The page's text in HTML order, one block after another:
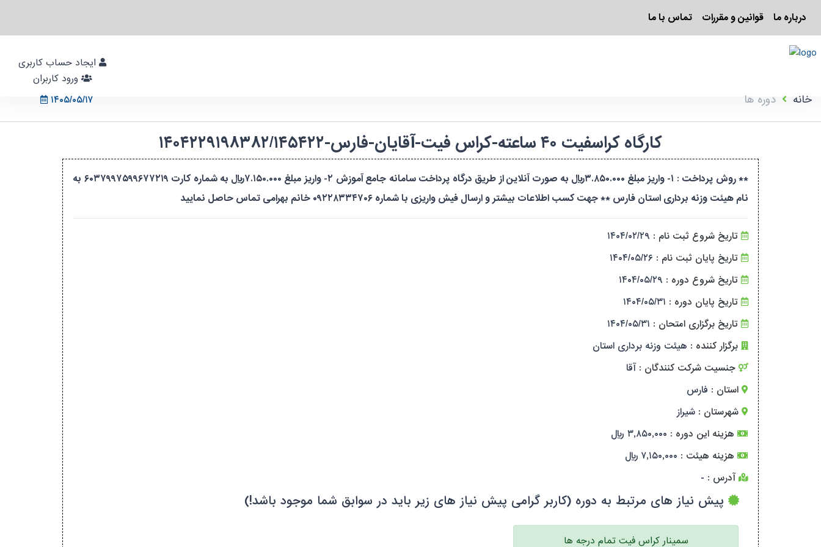
درباره ما قوانین و مقررات تماس با ما
۱۴۰۵/۰۵/۱۷
خانه دوره ها
کارگاه کراسفیت ۴۰ ساعته-کراس فیت-آقایان-فارس-۱۴۰۴۲۲۹۱۹۸۳۸۲/۱۴۵۴۲۲
** روش پرداخت : ۱- واریز مبلغ ۳.۸۵۰.۰۰۰ریال به صورت آنلاین از طریق درگاه پرداخت سامانه جامع آموزش ۲- واریز مبلغ ۷.۱۵۰.۰۰۰ریال به شماره کارت ۶۰۳۷۹۹۷۵۹۹۶۷۷۲۱۹ به
نام هیئت وزنه برداری استان فارس ** جهت کسب اطلاعات بیشتر و ارسال فیش واریزی با شماره ۰۹۲۲۸۳۳۴۷۰۶ خانم بهرامی تماس حاصل نمایید
تاریخ شروع ثبت نام : ۱۴۰۴/۰۲/۲۹
تاریخ پایان ثبت نام : ۱۴۰۴/۰۵/۲۶
تاریخ شروع دوره : ۱۴۰۴/۰۵/۲۹
تاریخ پایان دوره : ۱۴۰۴/۰۵/۳۱
تاریخ برگزاری امتحان : ۱۴۰۴/۰۵/۳۱
برگزار کننده : هیئت وزنه برداری استان
جنسیت شرکت کنندگان : آقا
استان : فارس
شهرستان : شیراز
هزینه این دوره : ۳,۸۵۰,۰۰۰ ریال
هزینه هیئت : ۷,۱۵۰,۰۰۰ ریال
آدرس : -
پیش نیاز های مرتبط به دوره (کاربر گرامی پیش نیاز های زیر باید در سوابق شما موجود باشد!)
سمینار کراس فیت تمام درجه ها